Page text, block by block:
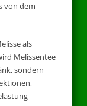
von dem
als
Melissentee
sondern